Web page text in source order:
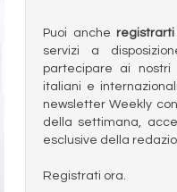
Puoi anche
servizi a
partecipare ai
italiani e
newsletter Weekly
della settimana,
esclusive della
Registrati ora.